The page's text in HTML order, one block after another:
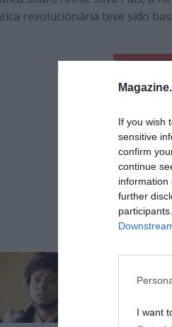
If you wish
sensitive
confirm
continue
information
further
I want
revolucionária teve sido
Lê